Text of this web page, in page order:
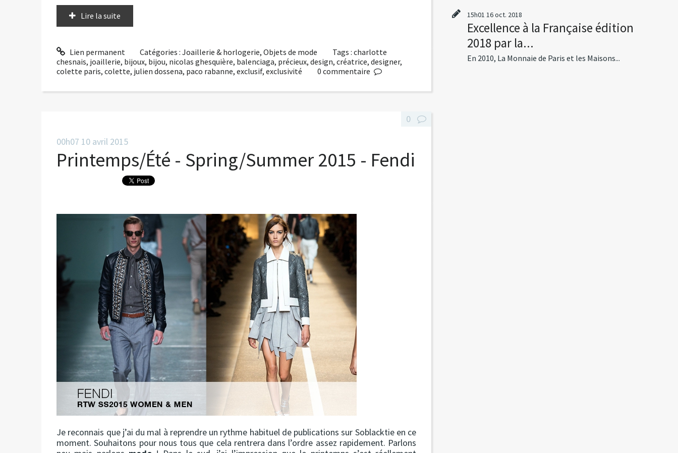
Lire la suite
Lien permanent Catégories :Joaillerie & horlogerie,Objets de mode Tags :charlotte
chesnais, joaillerie, bijoux, bijou, nicolas ghesquière, balenciaga, précieux, design, créatrice, designer,
colette paris, colette, julien dossena, paco rabanne, exclusif, exclusivité 0 commentaire
00h07 10 avril 2015
Printemps/Été - Spring/Summer 2015 - Fendi
Je reconnais que j’ai du mal à reprendre un rythme habituel de publications sur Soblacktie en ce
moment. Souhaitons pour nous tous que cela rentrera dans l’ordre assez rapidement. Parlons
0
15h01 16oct. 2018
Excellence à la Française édition
2018 par la...
En 2010, La Monnaie de Paris et les Maisons...